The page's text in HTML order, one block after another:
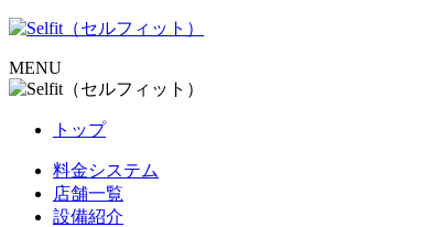
Skip
content
MENU
トップ
料金システム
店舗一覧
設備紹介